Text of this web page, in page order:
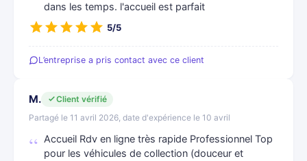
dans les temps. l'accueil est parfait
5/5
L’entreprise a pris contact avec ce client
M.
Client vérifié
Partagé le 11 avril 2026, date d'expérience le 10 avril
Accueil Rdv en ligne très rapide Professionnel Top
pour les véhicules de collection (douceur et